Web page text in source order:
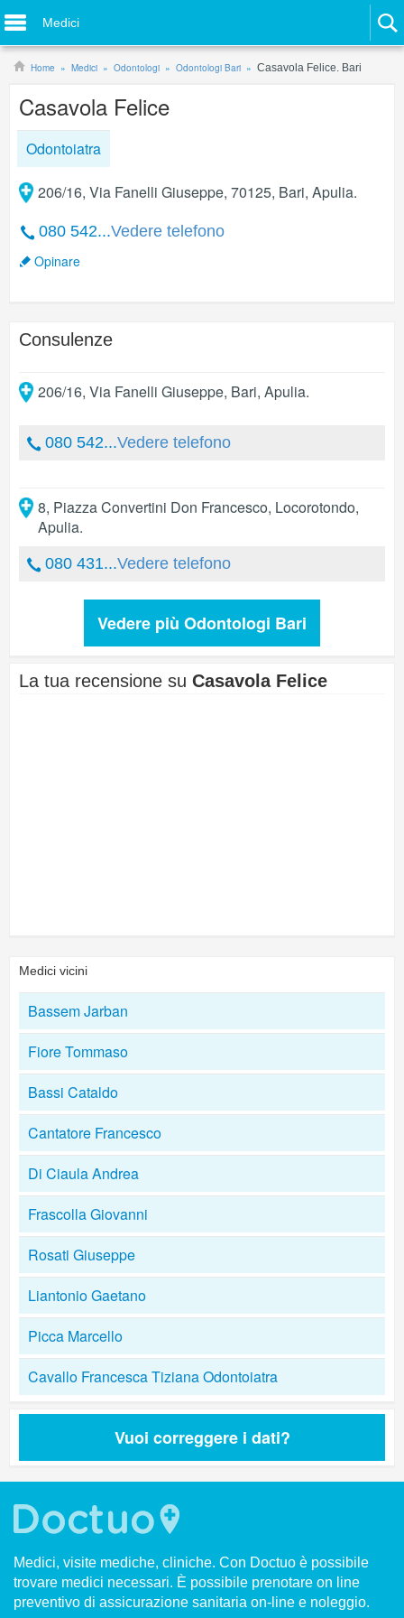
Medici
Home Medici Odontologi Odontologi Bari Casavola Felice. Bari
Casavola Felice
Odontoiatra
206/16, Via Fanelli Giuseppe, 70125, Bari, Apulia.
080 542...Vedere telefono
Opinare
Consulenze
206/16, Via Fanelli Giuseppe, Bari, Apulia.
080 542...Vedere telefono
8, Piazza Convertini Don Francesco, Locorotondo,
Apulia.
080 431...Vedere telefono
Vedere più Odontologi Bari
La tua recensione su Casavola Felice
Medici vicini
Bassem Jarban
Fiore Tommaso
Bassi Cataldo
Cantatore Francesco
Di Ciaula Andrea
Frascolla Giovanni
Rosati Giuseppe
Liantonio Gaetano
Picca Marcello
Cavallo Francesca Tiziana Odontoiatra
Vuoi correggere i dati?
Medici, visite mediche, cliniche. Con Doctuo è possibile
trovare medici necessari. È possibile prenotare on line
preventivo di assicurazione sanitaria on-line e noleggio.